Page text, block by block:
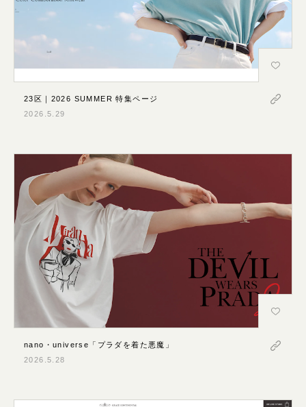
23区｜2026 SUMMER 特集ページ
2026.5.29
nano・universe「プラダを着た悪魔」
2026.5.28